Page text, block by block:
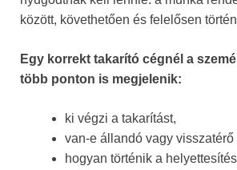
között, követhetően és felelősen
Egy korrekt takarító cégnél a
több ponton is megjelenik:
ki végzi a takarítást,
van-e állandó vagy visszatérő
hogyan történik a